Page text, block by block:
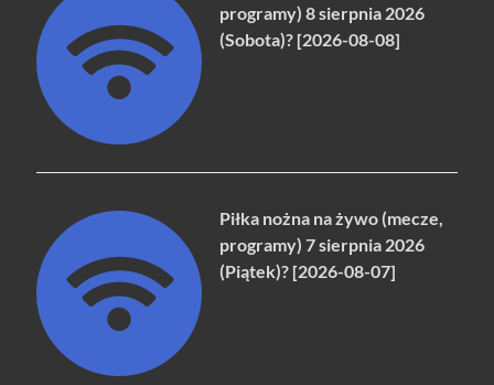
programy) 8 sierpnia 2026
(Sobota)? [2026-08-08]
Piłka nożna na żywo (mecze,
programy) 7 sierpnia 2026
(Piątek)? [2026-08-07]